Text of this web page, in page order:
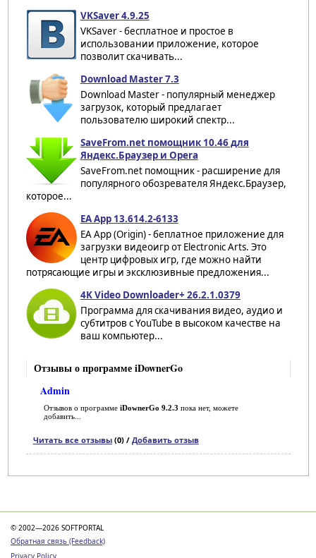
VKSaver 4.9.25
VKSaver - бесплатное и простое в
использовании приложение, которое
позволит скачивать...
Download Master 7.3
Download Master - популярный менеджер
загрузок, который предлагает
пользователю широкий спектр...
SaveFrom.net помощник 10.46 для
Яндекс.Браузер и Opera
SaveFrom.net помощник - расширение для
популярного обозревателя Яндекс.Браузер,
которое...
EA App 13.614.2-6133
EA App (Origin) - беплатное приложение для
загрузки видеоигр от Electronic Arts. Это
центр цифровых игр, где можно найти
потрясающие игры и эксклюзивные предложения...
4K Video Downloader+ 26.2.1.0379
Программа для скачивания видео, аудио и
субтитров с YouTube в высоком качестве на
ваш компьютер...
Отзывы о программе iDownerGo
Admin
Отзывов о программе iDownerGo 9.2.3 пока нет, можете
добавить...
Читать все отзывы(0) / Добавить отзыв
© 2002—2026 SOFTPORTAL
Обратная связь (Feedback)
Privacy Policy